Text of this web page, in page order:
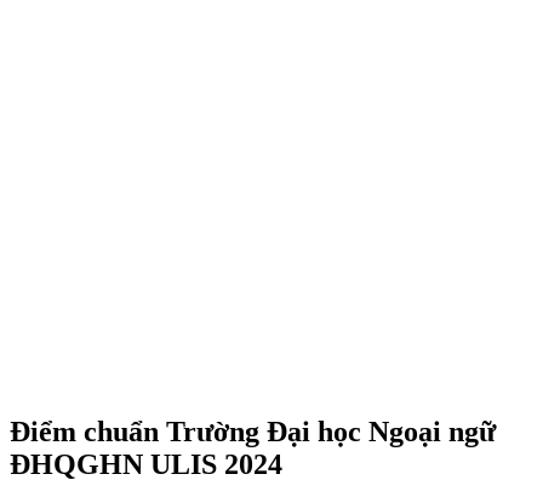
Điểm chuẩn Trường Đại học Ngoại ngữ
ĐHQGHN ULIS 2024